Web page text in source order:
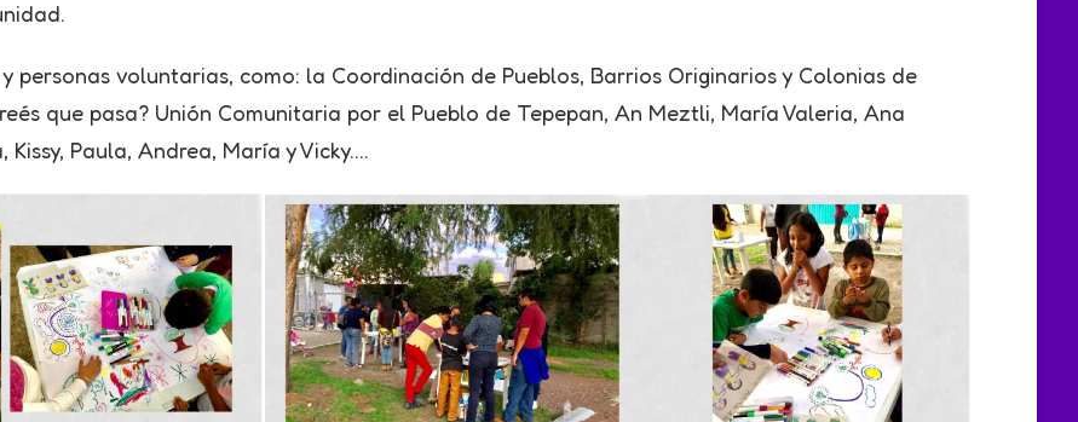
personas voluntarias, como: la Coordinación de Pueblos, Barrios Originarios y Colonias de
que pasa? Unión Comunitaria por el Pueblo de Tepepan, An Meztli, María Valeria, Ana
Paula, Andrea, María y Vicky….